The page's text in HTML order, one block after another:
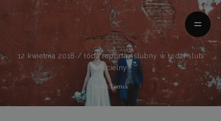
12 kwietnia 2018 /łódź reportaż ślubny w łodzi ślub
kościelny
Asia&Tomek
HOME
MOMENTY
HISTORIE